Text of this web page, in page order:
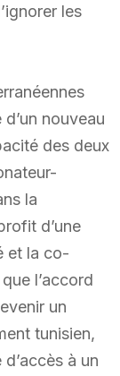
les
nouveau
des deux
la
d’une
et la co-
l’accord
un
tunisien,
à un